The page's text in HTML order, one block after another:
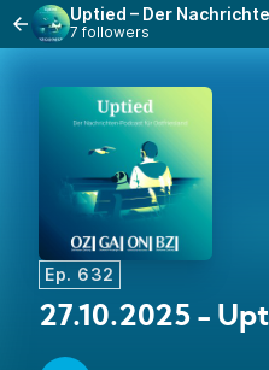
7 followers
Ep. 632
27.10.2025 -